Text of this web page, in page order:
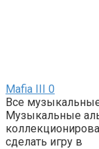
Mafia III 0
Все
Музыкальные
сделать игру в